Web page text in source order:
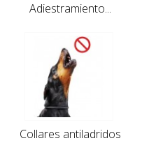
Adiestramiento...
Collares antiladridos